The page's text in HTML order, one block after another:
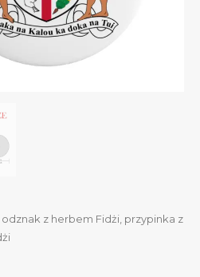
odznak z herbem Fidżi, przypinka z